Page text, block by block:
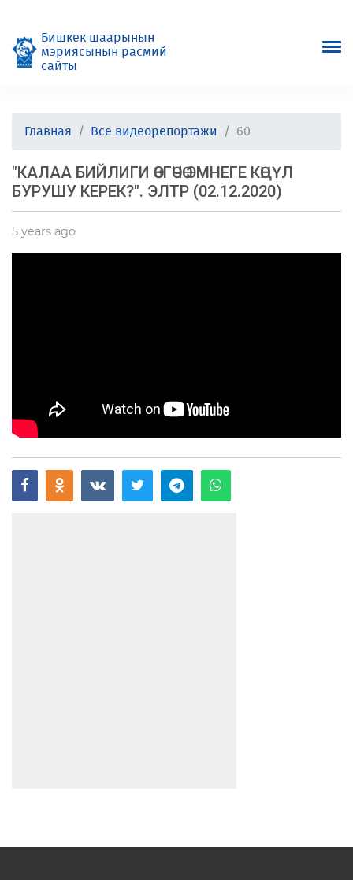
Бишкек шаарынын
мэриясынын расмий
сайты
Главная Все видеорепортажи 60
"КАЛАА БИЙЛИГИ ӨЗГӨЧӨ ЭМНЕГЕ КӨҢҮЛ
БУРУШУ КЕРЕК?". ЭЛТР (02.12.2020)
5 years ago